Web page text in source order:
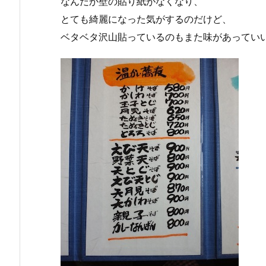
とても綺麗になった気がするのだけど、
ベタベタ沢山貼っているのもまた味があってい